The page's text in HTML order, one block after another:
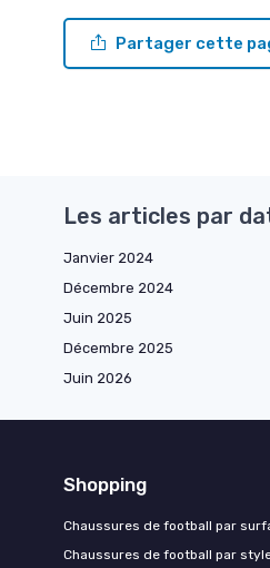
Partager cette
Les articles par
Janvier 2024
Décembre 2024
Juin 2025
Décembre 2025
Juin 2026
Shopping
Chaussures de football par
Chaussures de football par